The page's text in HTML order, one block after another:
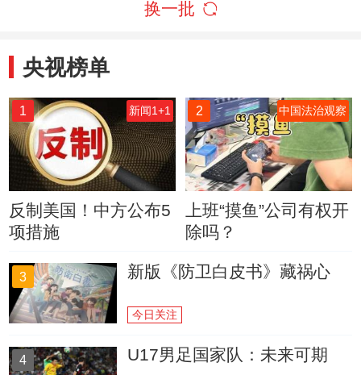
换一批
央视榜单
1 新闻1+1
反制美国！中方公布5
项措施
2 中国法治观察
上班“摸鱼”公司有权开
除吗？
3 新版《防卫白皮书》藏祸心
今日关注
4 U17男足国家队：未来可期